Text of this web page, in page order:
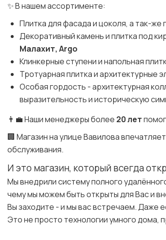
✨ В нашем ассортименте:
Плитка для фасада и цоколя, а так-же
Декоративный камень и плитка под
Малахит, Argo
Клинкерные ступени и напольная
Тротуарная плитка и архитектурные
Особая гордость - архитектурная
выразительность и историческую
👨‍💼 Наши менеджеры более 20 лет
🏢 Магазин на улице Вавилова
обслуживания.
И это магазин, который всегда
Мы внедрили систему полного
чему мы можем быть открыты для Вас и
Вы заходите - и мы вас встречаем. Даже
Это не просто технологии умного дома,